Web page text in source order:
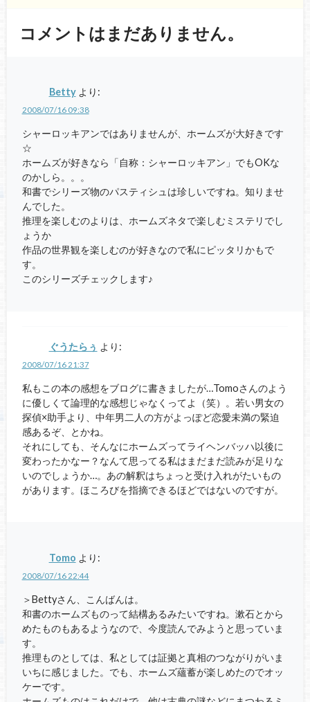
コメントはまだありません。
Betty より:
2008/07/16 09:38
シャーロッキアンではありませんが、ホームズが大好きです
☆
ホームズが好きなら「自称：シャーロッキアン」でもOKな
のかしら。。。
和書でシリーズ物のパスティシュは珍しいですね。知りませ
んでした。
推理を楽しむのよりは、ホームズネタで楽しむミステリでし
ょうか
作品の世界観を楽しむのが好きなので私にピッタリかもで
す。
このシリーズチェックします♪
ぐうたらぅ より:
2008/07/16 21:37
私もこの本の感想をブログに書きましたが…Tomoさんのよう
に優しくて論理的な感想じゃなくってよ（笑）。若い男女の
探偵×助手より、中年男二人の方がよっぽど恋愛未満の緊迫
感あるぞ、とかね。
それにしても、そんなにホームズってライヘンバッハ以後に
変わったかなー？なんて思ってる私はまだまだ読みが足りな
いのでしょうか…。あの解釈はちょっと受け入れがたいもの
があります。ほころびを指摘できるほどではないのですが。
Tomo より:
2008/07/16 22:44
＞Bettyさん、こんばんは。
和書のホームズものって結構あるみたいですね。漱石とから
めたものもあるようなので、今度読んでみようと思っていま
す。
推理ものとしては、私としては証拠と真相のつながりがいま
いちに感じました。でも、ホームズ蘊蓄が楽しめたのでオッ
ケーです。